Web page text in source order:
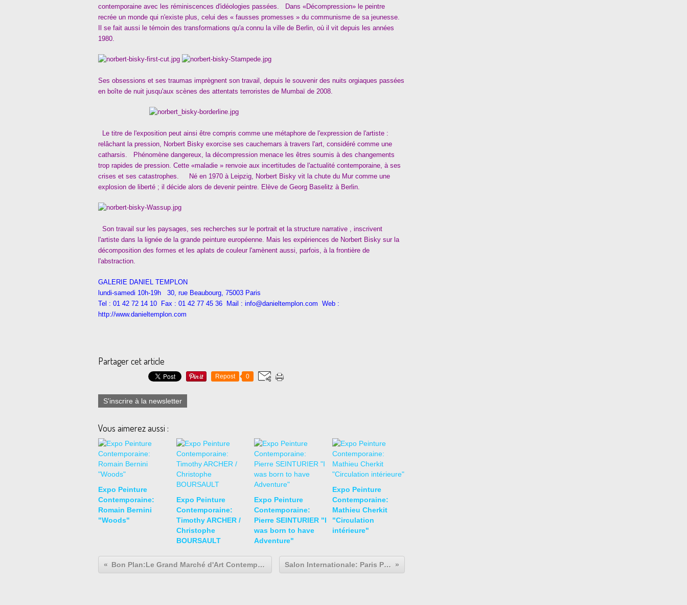
contemporaine avec les réminiscences d'idéologies passées. Dans «Décompression» le peintre
recrée un monde qui n'existe plus, celui des « fausses promesses » du communisme de sa jeunesse.
Il se fait aussi le témoin des transformations qu'a connu la ville de Berlin, où il vit depuis les années
1980.
Ses obsessions et ses traumas imprègnent son travail, depuis le souvenir des nuits orgiaques passées
en boîte de nuit jusqu'aux scènes des attentats terroristes de Mumbaï de 2008.
Le titre de l'exposition peut ainsi être compris comme une métaphore de l'expression de l'artiste :
relâchant la pression, Norbert Bisky exorcise ses cauchemars à travers l'art, considéré comme une
catharsis. Phénomène dangereux, la décompression menace les êtres soumis à des changements
trop rapides de pression. Cette «maladie » renvoie aux incertitudes de l'actualité contemporaine, à ses
crises et ses catastrophes. Né en 1970 à Leipzig, Norbert Bisky vit la chute du Mur comme une
explosion de liberté ; il décide alors de devenir peintre. Elève de Georg Baselitz à Berlin.
Son travail sur les paysages, ses recherches sur le portrait et la structure narrative , inscrivent
l'artiste dans la lignée de la grande peinture européenne. Mais les expériences de Norbert Bisky sur la
décomposition des formes et les aplats de couleur l'amènent aussi, parfois, à la frontière de
l'abstraction.
GALERIE DANIEL TEMPLON
lundi-samedi 10h-19h 30, rue Beaubourg, 75003 Paris
Tel : 01 42 72 14 10 Fax : 01 42 77 45 36 Mail : info@danieltemplon.com Web :
http://www.danieltemplon.com
Partager cet article
Repost 0
S'inscrire à la newsletter
Vous aimerez aussi :
Expo Peinture
Contemporaine:
Romain Bernini
"Woods"
Expo Peinture
Contemporaine:
Timothy ARCHER /
Christophe
BOURSAULT
Expo Peinture
Contemporaine:
Pierre SEINTURIER "I
was born to have
Adventure"
Expo Peinture
Contemporaine:
Mathieu Cherkit
"Circulation
intérieure"
Bon Plan:Le Grand Marché d'Art Contemporain Bastille Salon Internationale: Paris Photo 2011